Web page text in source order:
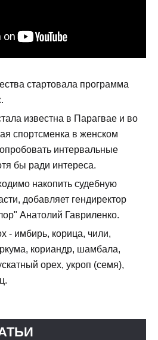
стартовала программа
известна в Парагвае и во
спортсменка в женском
интервальные
бы ради интереса.
накопить судебную
добавляет гендиректор
Анатолий Гавриленко.
- имбирь, корица, чили,
кориандр, шамбала,
орех, укроп (семя),